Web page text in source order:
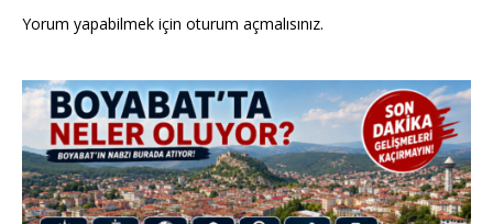
Yorum yapabilmek için oturum açmalısınız.